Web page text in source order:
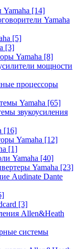
[14]
Yamaha
[5]
[3]
Yamaha [8]
мощности
процессоры
Yamaha [65]
звукоусиления
[16]
Yamaha [12]
[1]
Yamaha [40]
Yamaha [23]
Audinate Dante
[3]
Allen&Heath
системы